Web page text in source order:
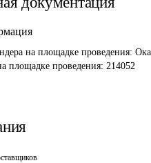
на площадке проведения:
площадке проведения: 214052